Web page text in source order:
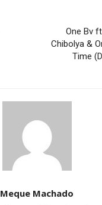
One Bv
Chibolya &
Time
Meque Machado